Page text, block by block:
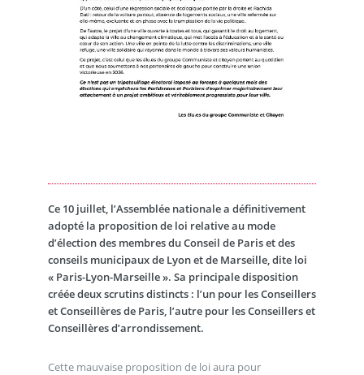
Ce 10 juillet, l’Assemblée nationale a définitivement
adopté la proposition de loi relative au mode
d’élection des membres du Conseil de Paris et des
conseils municipaux de Lyon et de Marseille, dite loi
« Paris-Lyon-Marseille ». Sa principale disposition
créée deux scrutins distincts : l’un pour les Conseillers
et Conseillères de Paris, l’autre pour les Conseillers et
Conseillères d’arrondissement.
Cette mauvaise proposition de loi aura pour